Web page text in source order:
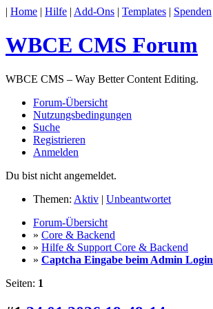
| Home | Hilfe | Add-Ons | Templates | Spenden
WBCE CMS Forum
WBCE CMS – Way Better Content Editing.
Forum-Übersicht
Nutzungsbedingungen
Suche
Registrieren
Anmelden
Du bist nicht angemeldet.
Themen: Aktiv | Unbeantwortet
Forum-Übersicht
» Core & Backend
» Hilfe & Support Core & Backend
» Captcha Eingabe beim Admin Login
Seiten: 1